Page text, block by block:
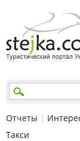
Отчеты |
Такси